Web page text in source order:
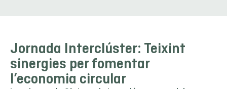
Jornada Interclúster: Teixint
sinergies per fomentar
l’economia circular